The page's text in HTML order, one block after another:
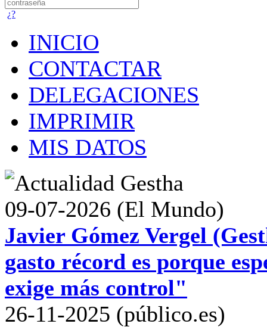
¿?
INICIO
CONTACTAR
DELEGACIONES
IMPRIMIR
MIS DATOS
09-07-2026 (El Mundo)
Javier Gómez Vergel
gasto récord es porque
exige más control"
26-11-2025 (público.es)